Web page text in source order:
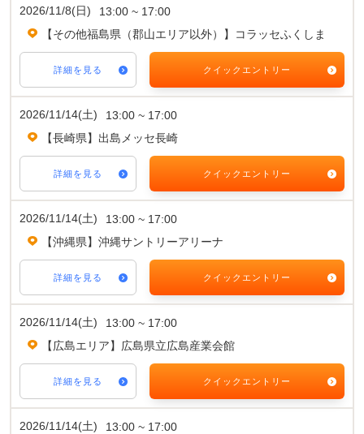
2026/11/8(日)
13:00 ~ 17:00
【その他福島県（郡山エリア以外）】コラッセふくしま
詳細を見る クイックエントリー
2026/11/14(土)
13:00 ~ 17:00
【長崎県】出島メッセ長崎
詳細を見る クイックエントリー
2026/11/14(土)
13:00 ~ 17:00
【沖縄県】沖縄サントリーアリーナ
詳細を見る クイックエントリー
2026/11/14(土)
13:00 ~ 17:00
【広島エリア】広島県立広島産業会館
詳細を見る クイックエントリー
2026/11/14(土)
13:00 ~ 17:00